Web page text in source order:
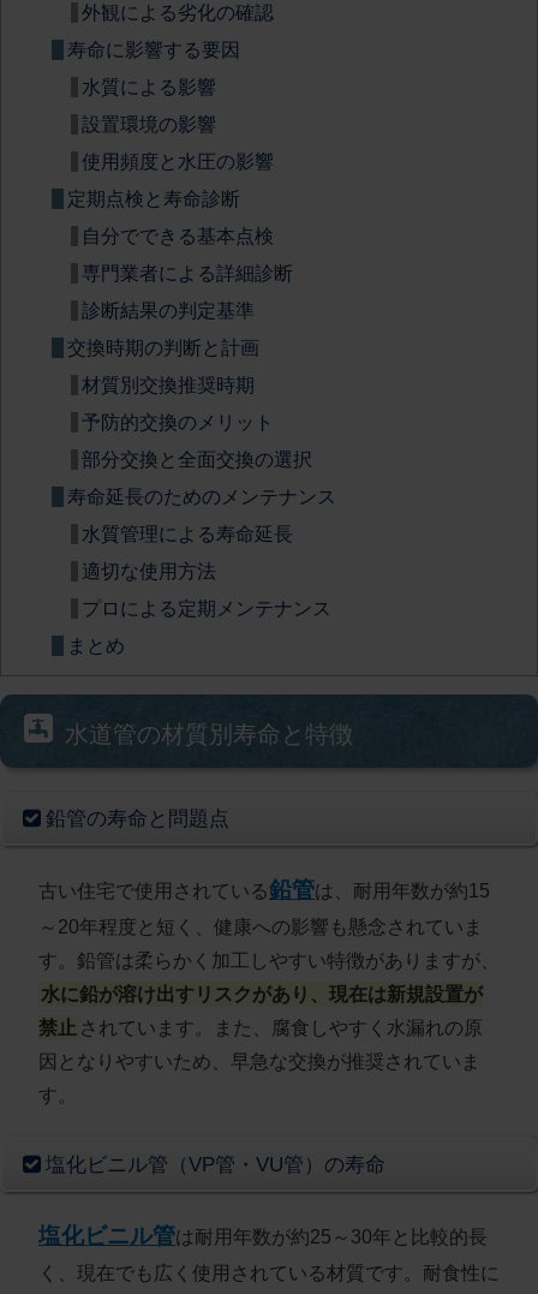
外観による劣化の確認
寿命に影響する要因
水質による影響
設置環境の影響
使用頻度と水圧の影響
定期点検と寿命診断
自分でできる基本点検
専門業者による詳細診断
診断結果の判定基準
交換時期の判断と計画
材質別交換推奨時期
予防的交換のメリット
部分交換と全面交換の選択
寿命延長のためのメンテナンス
水質管理による寿命延長
適切な使用方法
プロによる定期メンテナンス
まとめ
水道管の材質別寿命と特徴
鉛管の寿命と問題点
古い住宅で使用されている鉛管は、耐用年数が約15
～20年程度と短く、健康への影響も懸念されていま
す。鉛管は柔らかく加工しやすい特徴がありますが、
水に鉛が溶け出すリスクがあり、現在は新規設置が
禁止 されています。また、腐食しやすく水漏れの原
因となりやすいため、早急な交換が推奨されていま
す。
塩化ビニル管（VP管・VU管）の寿命
塩化ビニル管は耐用年数が約25～30年と比較的長
く、現在でも広く使用されている材質です。耐食性に